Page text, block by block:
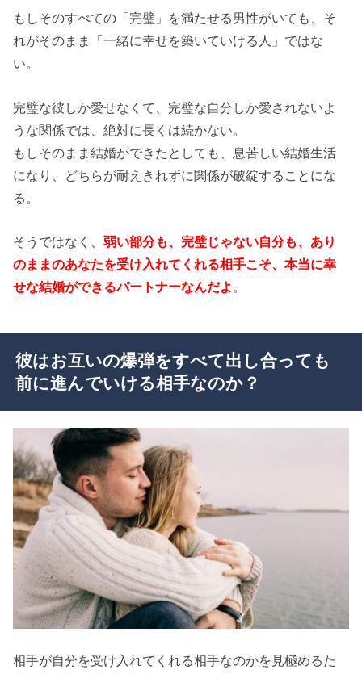
もしそのすべての「完璧」を満たせる男性がいても、そ
れがそのまま「一緒に幸せを築いていける人」ではな
い。
完璧な彼しか愛せなくて、完璧な自分しか愛されないよ
うな関係では、絶対に長くは続かない。
もしそのまま結婚ができたとしても、息苦しい結婚生活
になり、どちらが耐えきれずに関係が破綻することにな
る。
そうではなく、弱い部分も、完璧じゃない自分も、あり
のままのあなたを受け入れてくれる相手こそ、本当に幸
せな結婚ができるパートナーなんだよ 。
彼はお互いの爆弾をすべて出し合っても
前に進んでいける相手なのか？
相手が自分を受け入れてくれる相手なのかを見極めるた